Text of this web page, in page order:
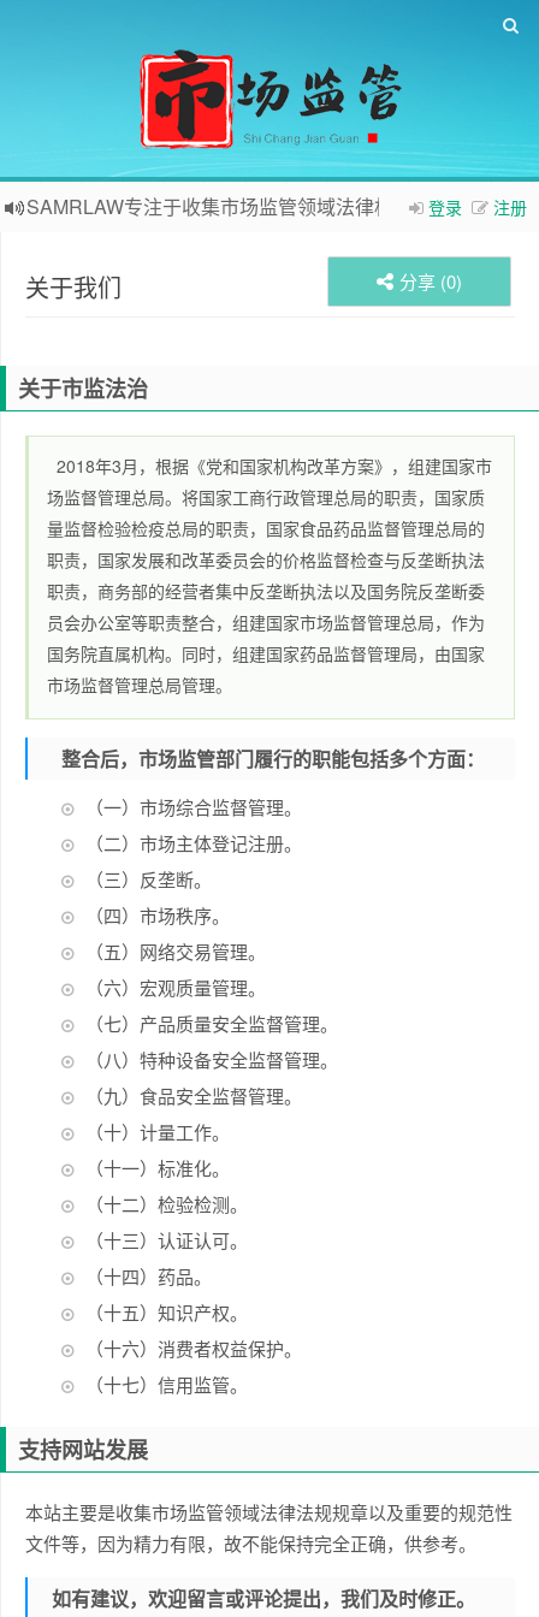
登录 注册
SAMRLAW专注于收集市场监管领域法律相关内容
关于我们 分享 (0)
关于市监法治
2018年3月，根据《党和国家机构改革方案》，组建国家市
场监督管理总局。将国家工商行政管理总局的职责，国家质
量监督检验检疫总局的职责，国家食品药品监督管理总局的
职责，国家发展和改革委员会的价格监督检查与反垄断执法
职责，商务部的经营者集中反垄断执法以及国务院反垄断委
员会办公室等职责整合，组建国家市场监督管理总局，作为
国务院直属机构。同时，组建国家药品监督管理局，由国家
市场监督管理总局管理。
整合后，市场监管部门履行的职能包括多个方面：
（一）市场综合监督管理。
（二）市场主体登记注册。
（三）反垄断。
（四）市场秩序。
（五）网络交易管理。
（六）宏观质量管理。
（七）产品质量安全监督管理。
（八）特种设备安全监督管理。
（九）食品安全监督管理。
（十）计量工作。
（十一）标准化。
（十二）检验检测。
（十三）认证认可。
（十四）药品。
（十五）知识产权。
（十六）消费者权益保护。
（十七）信用监管。
支持网站发展
本站主要是收集市场监管领域法律法规规章以及重要的规范性
文件等，因为精力有限，故不能保持完全正确，供参考。
如有建议，欢迎留言或评论提出，我们及时修正。